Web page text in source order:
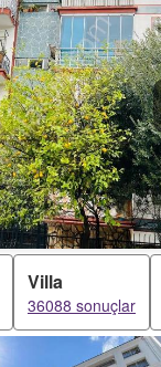
Villa
36088 sonuçlar